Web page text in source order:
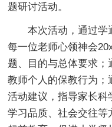
题研讨活动。
本次活动，通过学
每一位老师心领神会
题、目的与总体要求
教师个人的保教行为
活动建议，指导家长科
学习品质、社会交往等